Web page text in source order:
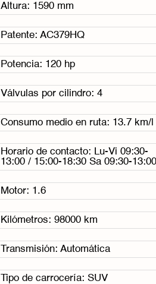
Altura: 1590 mm
Patente: AC379HQ
Potencia: 120 hp
Válvulas por cilindro: 4
Consumo medio en ruta: 13.7 km/l
Horario de contacto: Lu-Vi 09:30-
13:00 / 15:00-18:30 Sa 09:30-13:00
Motor: 1.6
Kilómetros: 98000 km
Transmisión: Automática
Tipo de carrocería: SUV